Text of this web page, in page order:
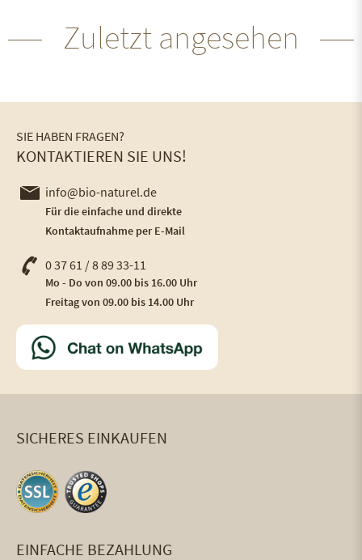
Zuletzt angesehen
SIE HABEN FRAGEN?
KONTAKTIEREN SIE UNS!
info@bio-naturel.de
Für die einfache und direkte
Kontaktaufnahme per E-Mail
0 37 61 / 8 89 33-11
Mo - Do von 09.00 bis 16.00 Uhr
Freitag von 09.00 bis 14.00 Uhr
SICHERES EINKAUFEN
EINFACHE BEZAHLUNG